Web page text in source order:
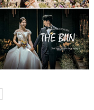
청주 더빈웨딩컨벤션
가드니아 (대표촬영)